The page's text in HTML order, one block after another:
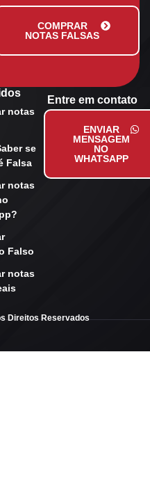
COMPRAR
NOTAS FALSAS
notas
se
Falsa
notas
Falso
notas
Entre em contato
ENVIAR
MENSAGEM
NO
WHATSAPP
Direitos Reservados